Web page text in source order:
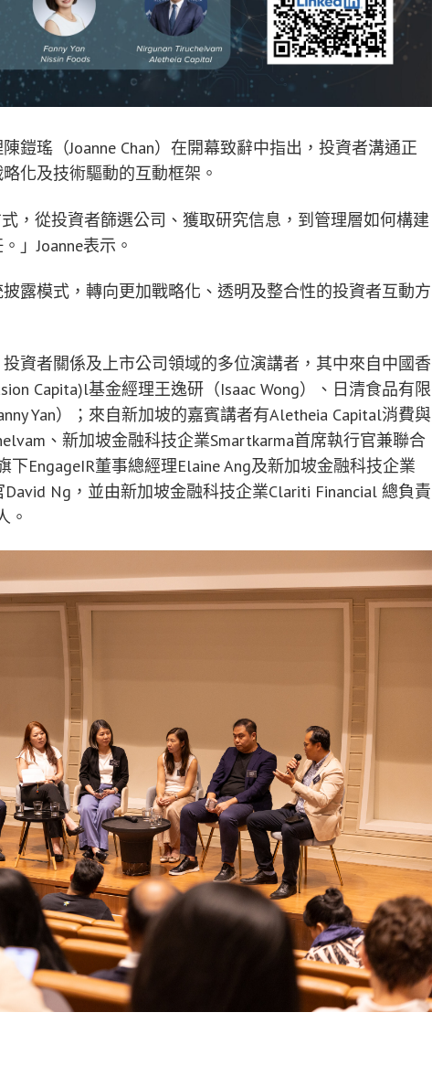
鎧瑤（Joanne Chan）在開幕致辭中指出，投資者溝通正
化及技術驅動的互動框架。
，從投資者篩選公司、獲取研究信息，到管理層如何構建
」Joanne表示。
露模式，轉向更加戰略化、透明及整合性的投資者互動方
資者關係及上市公司領域的多位演講者，其中來自中國香
Capita)l基金經理王逸研（Isaac Wong）、日清食品有限
Yan）；來自新加坡的嘉賓講者有Aletheia Capital消費與
、新加坡金融科技企業Smartkarma首席執行官兼聯合
下EngageIR董事總經理Elaine Ang及新加坡金融科技企業
Ng，並由新加坡金融科技企業Clariti Financial 總負責
。